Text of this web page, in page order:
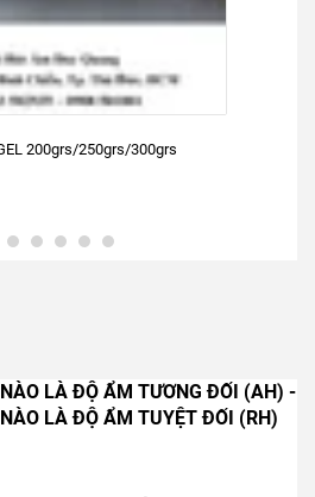
TÚI SILICAGEL 200grs/250grs/300grs
LÀ ĐỘ ẨM TƯƠNG ĐỐI (AH) -
LÀ ĐỘ ẨM TUYỆT ĐỐI (RH)